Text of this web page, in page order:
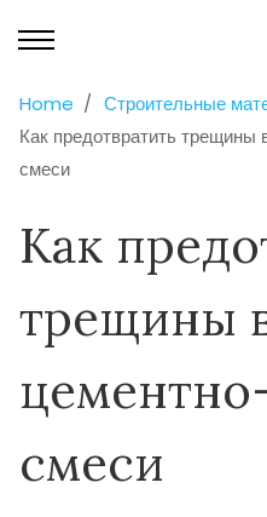
Home
Строительные
Как предотвратить трещины
смеси
Как
трещины
смеси